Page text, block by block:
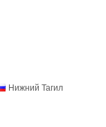
Нижний Тагил